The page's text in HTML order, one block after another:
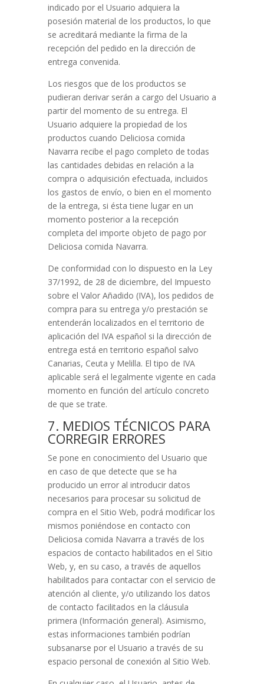
indicado por el Usuario adquiera la
posesión material de los productos, lo que
se acreditará mediante la firma de la
recepción del pedido en la dirección de
entrega convenida.
Los riesgos que de los productos se
pudieran derivar serán a cargo del Usuario a
partir del momento de su entrega. El
Usuario adquiere la propiedad de los
productos cuando Deliciosa comida
Navarra recibe el pago completo de todas
las cantidades debidas en relación a la
compra o adquisición efectuada, incluidos
los gastos de envío, o bien en el momento
de la entrega, si ésta tiene lugar en un
momento posterior a la recepción
completa del importe objeto de pago por
Deliciosa comida Navarra.
De conformidad con lo dispuesto en la Ley
37/1992, de 28 de diciembre, del Impuesto
sobre el Valor Añadido (IVA), los pedidos de
compra para su entrega y/o prestación se
entenderán localizados en el territorio de
aplicación del IVA español si la dirección de
entrega está en territorio español salvo
Canarias, Ceuta y Melilla. El tipo de IVA
aplicable será el legalmente vigente en cada
momento en función del artículo concreto
de que se trate.
7. MEDIOS TÉCNICOS PARA
CORREGIR ERRORES
Se pone en conocimiento del Usuario que
en caso de que detecte que se ha
producido un error al introducir datos
necesarios para procesar su solicitud de
compra en el Sitio Web, podrá modificar los
mismos poniéndose en contacto con
Deliciosa comida Navarra a través de los
espacios de contacto habilitados en el Sitio
Web, y, en su caso, a través de aquellos
habilitados para contactar con el servicio de
atención al cliente, y/o utilizando los datos
de contacto facilitados en la cláusula
primera (Información general). Asimismo,
estas informaciones también podrían
subsanarse por el Usuario a través de su
espacio personal de conexión al Sitio Web.